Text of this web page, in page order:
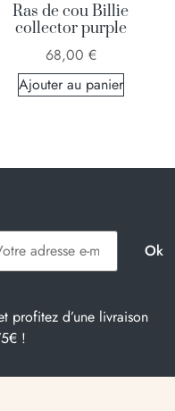
Ras de cou Billie
collector purple
68,00 €
Ajouter au panier
profitez d’une livraison
!